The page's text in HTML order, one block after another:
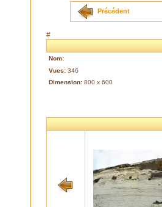
Précédent
#
Nom:
Vues: 346
Dimension: 800 x 600